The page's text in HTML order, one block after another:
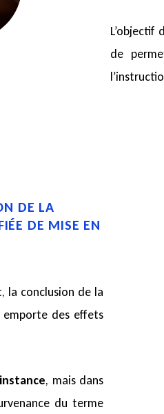
L’objectif
de
DE LA
DE MISE EN
la conclusion de la
des effets
, mais dans
du terme